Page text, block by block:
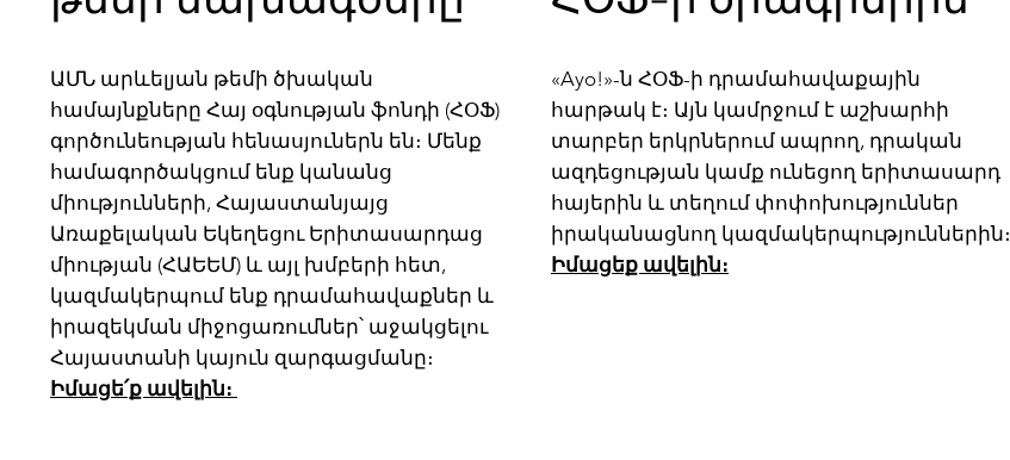
ԱՄՆ արևելյան թեմի ծխական
համայնքները Հայ օգնության ֆոնդի (ՀՕՖ)
գործունեության հենասյուներն են։ Մենք
համագործակցում ենք կանանց
միությունների, Հայաստանյայց
Առաքելական Եկեղեցու Երիտասարդաց
միության (ՀԱԵԵՄ) և այլ խմբերի հետ,
կազմակերպում ենք դրամահավաքներ և
իրազեկման միջոցառումներ՝ աջակցելու
Հայաստանի կայուն զարգացմանը։
Իմացե՛ք ավելին։
«Ayo!»-ն ՀՕՖ-ի դրամահավաքային
հարթակ է։ Այն կամրջում է աշխարհի
տարբեր երկրներում ապրող, դրական
ազդեցության կամք ունեցող երիտասարդ
հայերին և տեղում փոփոխություններ
իրականացնող կազմակերպություններին։
Իմացեք ավելին։